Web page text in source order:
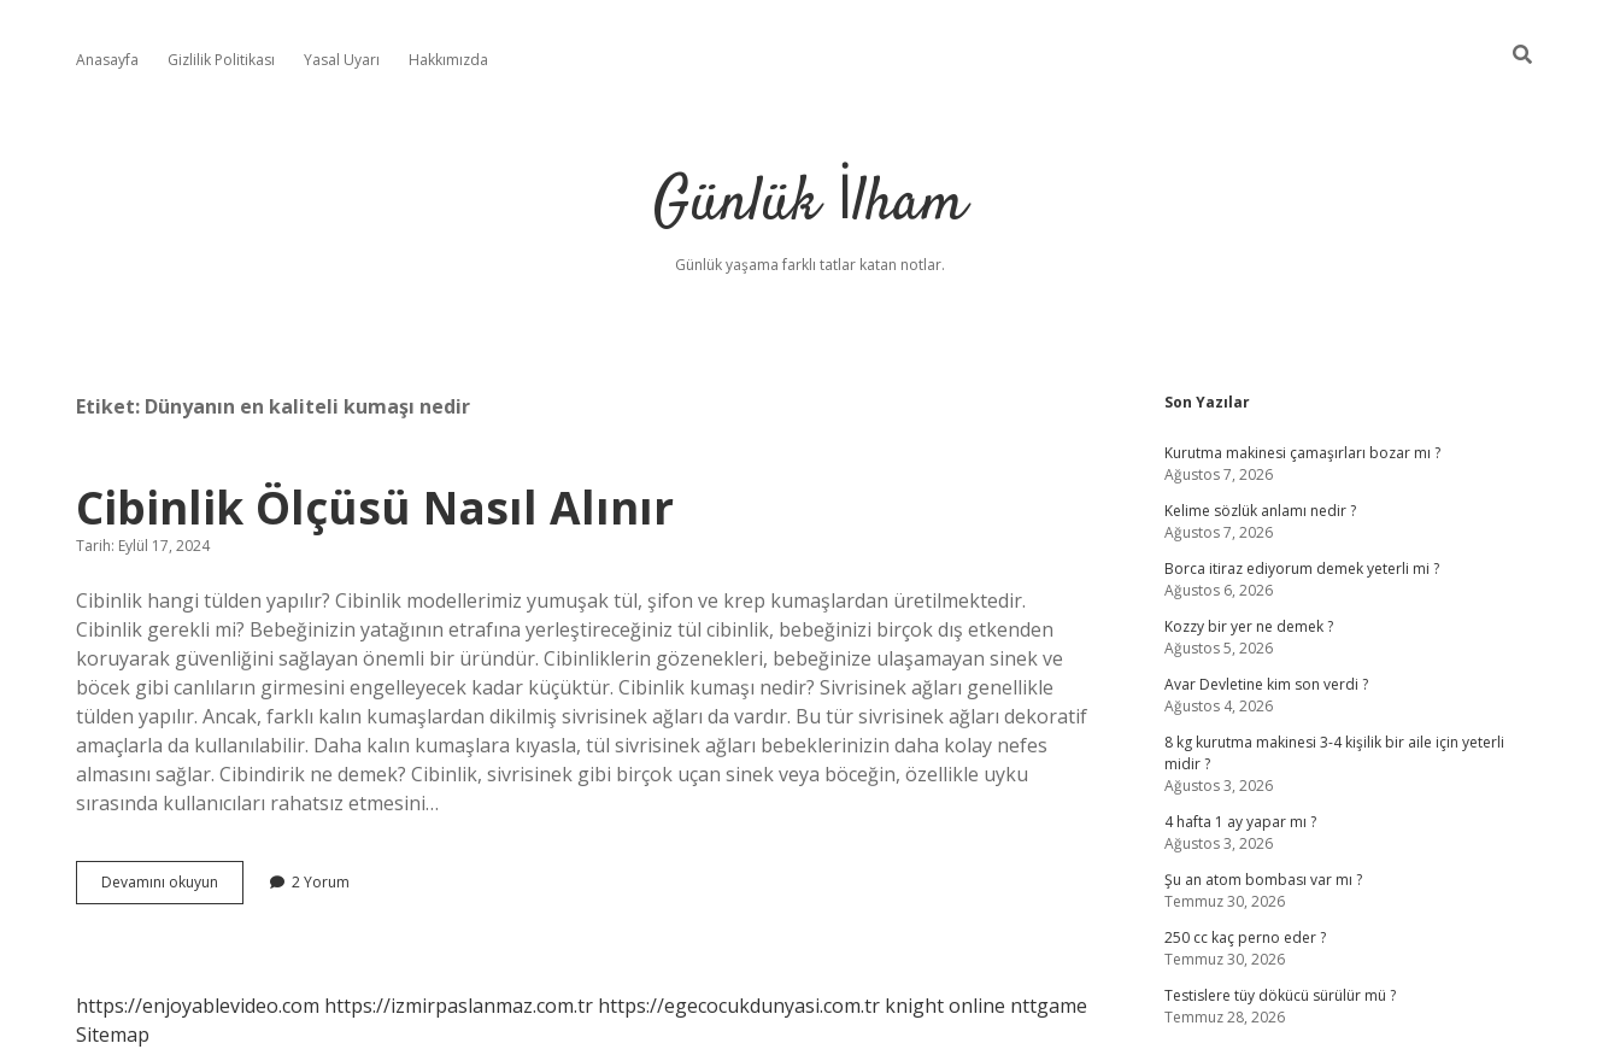
Anasayfa Gizlilik Politikası Yasal Uyarı Hakkımızda
Günlük İlham
Günlük yaşama farklı tatlar katan notlar.
Etiket: Dünyanın en kaliteli kumaşı nedir
Cibinlik Ölçüsü Nasıl Alınır
Tarih: Eylül 17, 2024
Cibinlik hangi tülden yapılır? Cibinlik modellerimiz yumuşak tül, şifon ve krep kumaşlardan üretilmektedir.
Cibinlik gerekli mi? Bebeğinizin yatağının etrafına yerleştireceğiniz tül cibinlik, bebeğinizi birçok dış etkenden
koruyarak güvenliğini sağlayan önemli bir üründür. Cibinliklerin gözenekleri, bebeğinize ulaşamayan sinek ve
böcek gibi canlıların girmesini engelleyecek kadar küçüktür. Cibinlik kumaşı nedir? Sivrisinek ağları genellikle
tülden yapılır. Ancak, farklı kalın kumaşlardan dikilmiş sivrisinek ağları da vardır. Bu tür sivrisinek ağları dekoratif
amaçlarla da kullanılabilir. Daha kalın kumaşlara kıyasla, tül sivrisinek ağları bebeklerinizin daha kolay nefes
almasını sağlar. Cibindirik ne demek? Cibinlik, sivrisinek gibi birçok uçan sinek veya böceğin, özellikle uyku
sırasında kullanıcıları rahatsız etmesini…
Devamını okuyun
Ölçüsü
2 Yorum
https://enjoyablevideo.com https://izmirpaslanmaz.com.tr https://egecocukdunyasi.com.tr knight online nttgame
Sitemap
Sidebar
Son Yazılar
Kurutma makinesi çamaşırları bozar mı ?
Ağustos 7, 2026
Kelime sözlük anlamı nedir ?
Ağustos 7, 2026
Borca itiraz ediyorum demek yeterli mi ?
Ağustos 6, 2026
Kozzy bir yer ne demek ?
Ağustos 5, 2026
Avar Devletine kim son verdi ?
Ağustos 4, 2026
8 kg kurutma makinesi 3-4 kişilik bir aile için yeterli
midir ?
Ağustos 3, 2026
4 hafta 1 ay yapar mı ?
Ağustos 3, 2026
Şu an atom bombası var mı ?
Temmuz 30, 2026
250 cc kaç perno eder ?
Temmuz 30, 2026
Testislere tüy dökücü sürülür mü ?
Temmuz 28, 2026